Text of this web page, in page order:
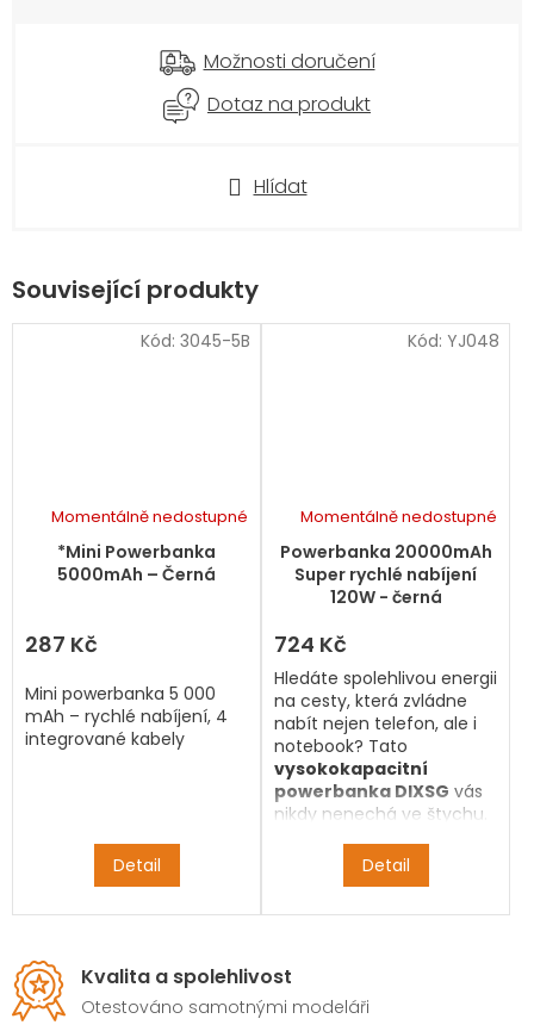
Hlídat
Možnosti doručení
Dotaz na produkt
Související produkty
*Mini Powerbanka
5000mAh – Černá
Momentálně nedostupné
287 Kč
Detail
Mini powerbanka 5 000
mAh – rychlé nabíjení, 4
integrované kabely
Kód: 3045-5B
Powerbanka 20000mAh
Super rychlé nabíjení
120W - černá
Momentálně nedostupné
724 Kč
Detail
Hledáte spolehlivou energii
na cesty, která zvládne
nabít nejen telefon, ale i
notebook? Tato
vysokokapacitní
powerbanka DIXSG vás
nikdy nenechá ve štychu.
rychlého nabíjení
obousměrného standardu
MacBook.
Kód: YJ048
Kvalita a spolehlivost
Otestováno samotnými modeláři